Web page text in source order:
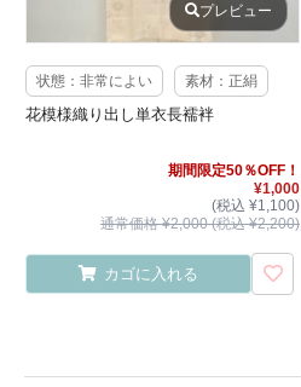
プレビュー
状態：非常によい 素材：正絹
花模様織り出し単衣長襦袢
期間限定50％OFF！
¥1,000
(税込 ¥1,100)
通常価格 ¥2,000 (税込 ¥2,200)
カゴに入れる